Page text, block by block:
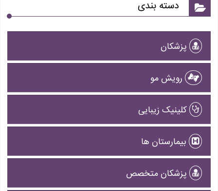
دسته بندی
پزشکان
رویش مو
کلینیک زیبایی
بیمارستان ها
پزشکان متخصص